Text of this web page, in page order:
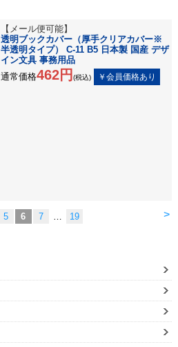
【メール便可能】
透明ブックカバー（厚手クリアカバー※
半透明タイプ） C-11 B5 日本製 国産 デザ
イン文具 事務用品
通常価格462円 (税込)
>
5 6 7 … 19